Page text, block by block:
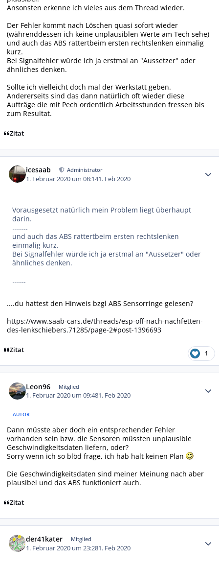
Ansonsten erkenne ich vieles aus dem Thread wieder.
Der Fehler kommt nach Löschen quasi sofort wieder
(währenddessen ich keine unplausiblen Werte am Tech sehe)
und auch das ABS rattertbeim ersten rechtslenken einmalig
kurz.
Bei Signalfehler würde ich ja erstmal an "Aussetzer" oder
ähnliches denken.
Sollte ich vielleicht doch mal der Werkstatt geben.
Andererseits sind das dann natürlich oft wieder diese
Aufträge die mit Pech ordentlich Arbeitsstunden fressen bis
zum Resultat.
Zitat
icesaab Administrator
1. Februar 2020 um 08:141. Feb 2020
Vorausgesetzt natürlich mein Problem liegt überhaupt
darin.
........
und auch das ABS rattertbeim ersten rechtslenken
einmalig kurz.
Bei Signalfehler würde ich ja erstmal an "Aussetzer" oder
ähnliches denken.
.......
....du hattest den Hinweis bzgl ABS Sensorringe gelesen?
https://www.saab-cars.de/threads/esp-off-nach-nachfetten-
des-lenkschiebers.71285/page-2#post-1396693
Zitat 1
Leon96 Mitglied
1. Februar 2020 um 09:481. Feb 2020
AUTOR
Dann müsste aber doch ein entsprechender Fehler
vorhanden sein bzw. die Sensoren müssten unplausible
Geschwindigkeitsdaten liefern, oder?
Sorry wenn ich so blöd frage, ich hab halt keinen Plan
Die Geschwindigkeitsdaten sind meiner Meinung nach aber
plausibel und das ABS funktioniert auch.
Zitat
der41kater Mitglied
1. Februar 2020 um 23:281. Feb 2020